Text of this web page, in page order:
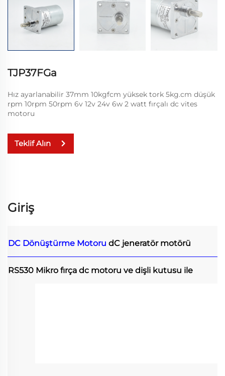
TJP37FGa
Hız ayarlanabilir 37mm 10kgfcm yüksek tork 5kg.cm düşük
rpm 10rpm 50rpm 6v 12v 24v 6w 2 watt fırçalı dc vites
motoru
Teklif Alın
Giriş
DC Dönüştürme Motoru dC jeneratör motörü
RS530 Mikro fırça dc motoru ve dişli kutusu ile